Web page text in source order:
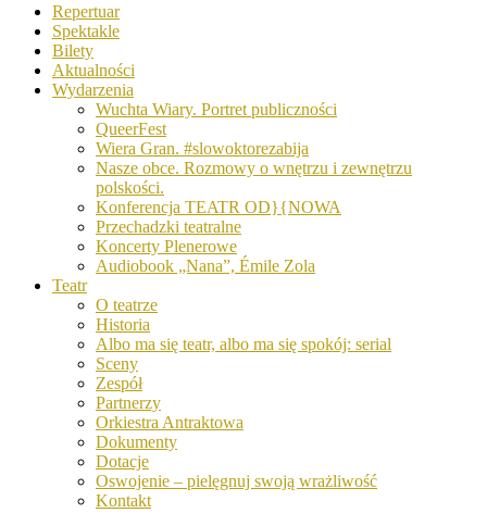
Repertuar
Spektakle
Bilety
Aktualności
Wydarzenia
Wuchta Wiary. Portret publiczności
QueerFest
Wiera Gran. #slowoktorezabija
Nasze obce. Rozmowy o wnętrzu i zewnętrzu
polskości.
Konferencja TEATR OD}{NOWA
Przechadzki teatralne
Koncerty Plenerowe
Audiobook „Nana”, Émile Zola
Teatr
O teatrze
Historia
Albo ma się teatr, albo ma się spokój: serial
Sceny
Zespół
Partnerzy
Orkiestra Antraktowa
Dokumenty
Dotacje
Oswojenie – pielęgnuj swoją wrażliwość
Kontakt